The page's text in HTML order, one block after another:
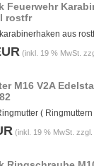
Feuerwehr
rostfr
aus
(inkl. 19 % MwSt.
M16 V2A
(
(inkl. 19 % MwSt. zzgl.